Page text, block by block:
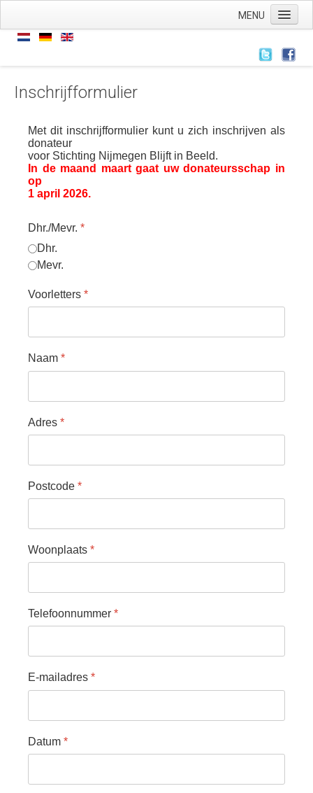
MENU
Home
Nieuws
Links
Wie zijn we
De stichting
AVG
Wat hebben we
Voorstellingen
Beeldschriften
Donateurs
Vrijwilligers
Inschrijfformulier
Inschrijfformulier
Met dit inschrijfformulier kunt u zich inschrijven als
donateur
voor Stichting Nijmegen Blijft in Beeld.
In de maand maart gaat uw donateursschap in
op
1 april 2026.
Dhr./Mevr. *
Dhr.
Mevr.
Voorletters *
Naam *
Adres *
Postcode *
Woonplaats *
Telefoonnummer *
E-mailadres *
Datum *